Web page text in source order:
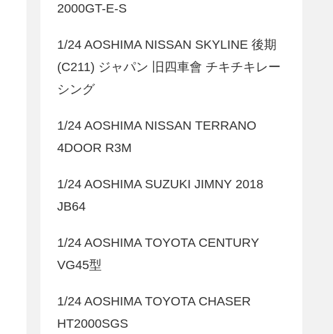
2000GT-E-S
1/24 AOSHIMA NISSAN SKYLINE 後期
(C211) ジャパン 旧四車會 チキチキレー
シング
1/24 AOSHIMA NISSAN TERRANO
4DOOR R3M
1/24 AOSHIMA SUZUKI JIMNY 2018
JB64
1/24 AOSHIMA TOYOTA CENTURY
VG45型
1/24 AOSHIMA TOYOTA CHASER
HT2000SGS